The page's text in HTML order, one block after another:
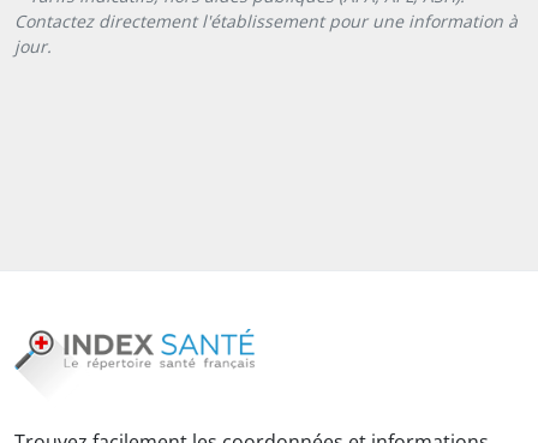
Contactez directement l'établissement pour une information à
jour.